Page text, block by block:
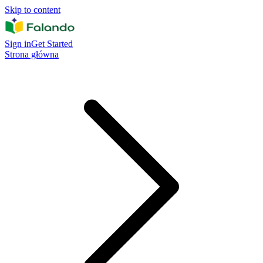
Skip to content
Sign inGet Started
Strona główna